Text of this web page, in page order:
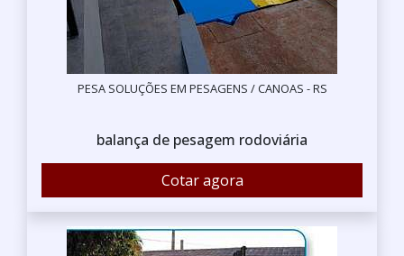
PESA SOLUÇÕES EM PESAGENS / CANOAS - RS
balança de pesagem rodoviária
Cotar agora